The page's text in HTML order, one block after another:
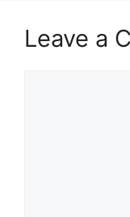
Leave a